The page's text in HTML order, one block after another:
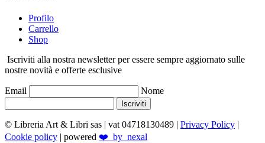
Profilo
Carrello
Shop
Iscriviti alla nostra newsletter per essere sempre aggiornato sulle
nostre novità e offerte esclusive
Email Nome
Iscriviti
© Libreria Art & Libri sas | vat 04718130489 | Privacy Policy |
Cookie policy | powered ❤️_by_nexal